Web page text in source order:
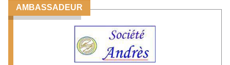
AMBASSADEUR